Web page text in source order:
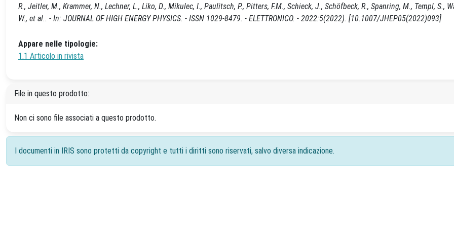
R., Jeitler, M., Krammer, N., Lechner, L., Liko, D., Mikulec, I., Paulitsch, P., Pitters, F.M., Schieck, J., Schöfbeck, R., Spanring, M., Templ, S.,
W., et al.. - In: JOURNAL OF HIGH ENERGY PHYSICS. - ISSN 1029-8479. - ELETTRONICO. - 2022:5(2022). [10.1007/JHEP05(2022)093]
Appare nelle tipologie:
1.1 Articolo in rivista
File in questo prodotto:
Non ci sono file associati a questo prodotto.
I documenti in IRIS sono protetti da copyright e tutti i diritti sono riservati, salvo diversa indicazione.